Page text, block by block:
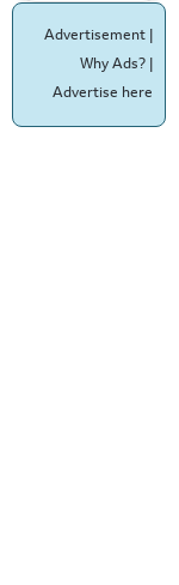
Advertisement |
Why Ads? |
Advertise here